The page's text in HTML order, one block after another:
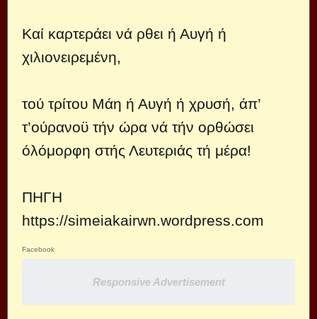
Καί καρτεράει νά ρθει ή Αυγή ή
χιλιονειρεμένη,
τού τρίτου Μάη ή Αυγή ή χρυσή, άπ’
τ’ούρανοϋ τήν ώρα νά τήν ορθώσει
όλόμορφη στής Λευτεριάς τή μέρα!
ΠΗΓΗ
https://simeiakairwn.wordpress.com
Facebook
Responsive Advertisement